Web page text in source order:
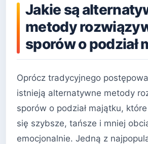
Jakie są
metody
sporów o podział
Oprócz tradycyjnego
istnieją alternatywne metody
sporów o podział majątku,
się szybsze, tańsze i mniej
emocjonalnie. Jedną z